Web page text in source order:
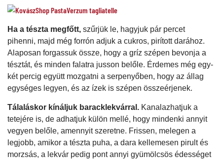
Ha a tészta megfőtt, szűrjük le, hagyjuk pár percet
pihenni, majd még forrón adjuk a cukros, pirított darához.
Alaposan forgassuk össze, hogy a gríz szépen bevonja a
tésztát, és minden falatra jusson belőle. Érdemes még egy-
két percig együtt mozgatni a serpenyőben, hogy az állag
egységes legyen, és az ízek is szépen összeérjenek.
Tálaláskor kínáljuk baracklekvárral. Kanalazhatjuk a
tetejére is, de adhatjuk külön mellé, hogy mindenki annyit
vegyen belőle, amennyit szeretne. Frissen, melegen a
legjobb, amikor a tészta puha, a dara kellemesen pirult és
morzsás, a lekvár pedig pont annyi gyümölcsös édességet